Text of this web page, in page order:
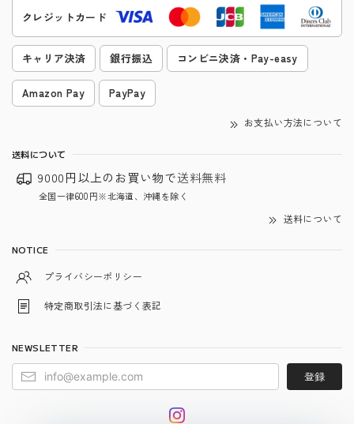
クレジットカード
キャリア決済 銀行振込 コンビニ決済・Pay-easy
Amazon Pay PayPay
お支払い方法について
送料について
9000円以上のお買い物で送料無料
全国一律600円※北海道、沖縄を除く
送料について
NOTICE
プライバシーポリシー
特定商取引法に基づく表記
NEWSLETTER
登録